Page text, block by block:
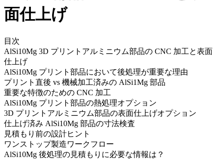
面仕上げ
目次
AlSi10Mg 3D プリントアルミニウム部品の CNC 加工と表面
仕上げ
AlSi10Mg プリント部品において後処理が重要な理由
プリント直後 vs 機械加工済みの AlSi1Mg 部品
重要な特徴のための CNC 加工
AlSi10Mg プリント部品の熱処理オプション
3D プリントアルミニウム部品の表面仕上げオプション
仕上げ済み AlSi10Mg 部品の寸法検査
見積もり前の設計ヒント
ワンストップ製造ワークフロー
AlSi10Mg 後処理の見積もりに必要な情報は？